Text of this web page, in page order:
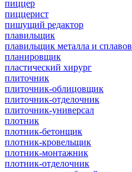
пиццер
пиццерист
пишущий редактор
плавильщик
плавильщик металла и сплавов
планировщик
пластический хирург
плиточник
плиточник-облицовщик
плиточник-отделочник
плиточник-универсал
плотник
плотник-бетонщик
плотник-кровельщик
плотник-монтажник
плотник-отделочник